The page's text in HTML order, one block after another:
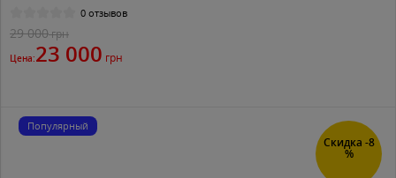
0 отзывов
29 000грн
Цена:23 000 грн
Скидка -8
%
Популярный